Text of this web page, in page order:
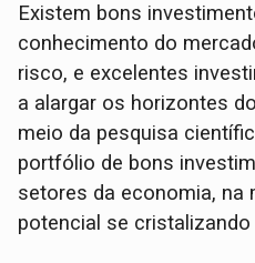
Existem bons
conhecimento do
risco, e excelentes
a alargar os horizontes
meio da pesquisa
portfólio de bons
setores da economia, na
potencial se